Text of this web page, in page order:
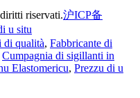
riservati.沪ICP备
u situ
di qualità, Fabbricante di
Cumpagnia di sigillanti in
Elastomericu, Prezzu di u